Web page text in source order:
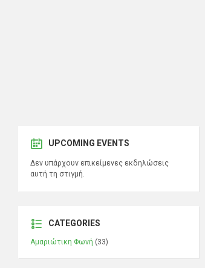
UPCOMING EVENTS
Δεν υπάρχουν επικείμενες εκδηλώσεις
αυτή τη στιγμή.
CATEGORIES
Αμαριώτικη Φωνή (33)